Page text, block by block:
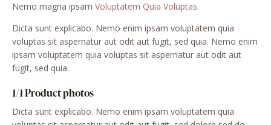
Nemo magna ipsam Voluptatem Quia Voluptas.
Dicta sunt explicabo. Nemo enim ipsam voluptatem quia
voluptas sit aspernatur aut odit aut fugit, sed quia. Nemo enim
ipsam voluptatem quia voluptas sit aspernatur aut odit aut
fugit, sed quia.
1/1 Product photos
Dicta sunt explicabo. Nemo enim ipsam voluptatem quia